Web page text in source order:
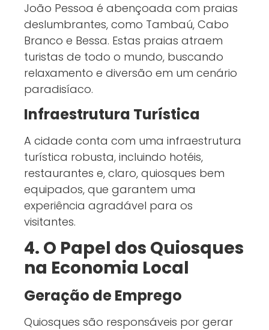
João Pessoa é abençoada com praias
deslumbrantes, como Tambaú, Cabo
Branco e Bessa. Estas praias atraem
turistas de todo o mundo, buscando
relaxamento e diversão em um cenário
paradisíaco.
Infraestrutura Turística
A cidade conta com uma infraestrutura
turística robusta, incluindo hotéis,
restaurantes e, claro, quiosques bem
equipados, que garantem uma
experiência agradável para os
visitantes.
4. O Papel dos Quiosques
na Economia Local
Geração de Emprego
Quiosques são responsáveis por gerar